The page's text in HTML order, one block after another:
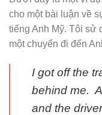
cho một bài luận về
tiếng Anh Mỹ. Tôi sử
một chuyến đi đến
I got off the
behind me.
and the